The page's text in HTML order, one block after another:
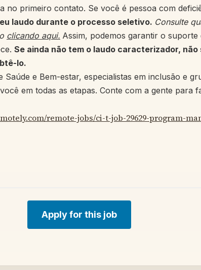
no primeiro contato. Se você é pessoa com
laudo durante o processo seletivo. Consulte
clicando aqui. Assim, podemos garantir o suporte
Se ainda não tem o laudo caracterizador, não
lo.
Saúde e Bem-estar, especialistas em inclusão e
em todas as etapas. Conte com a gente para
remote-jobs/ci-t-job-29629-program-
Apply for this job